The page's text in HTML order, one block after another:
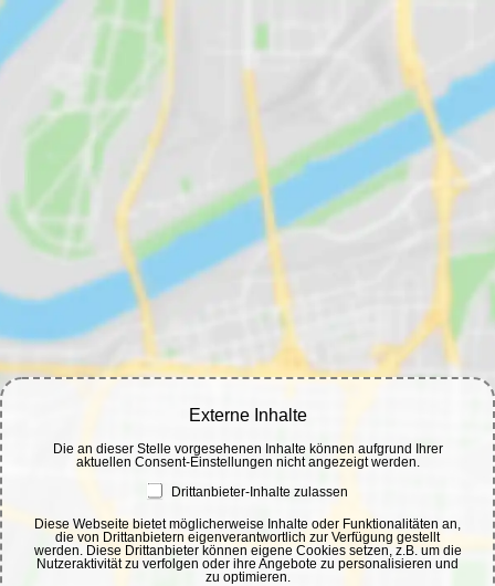
Externe Inhalte
Die an dieser Stelle vorgesehenen Inhalte können aufgrund Ihrer
aktuellen Consent-Einstellungen nicht angezeigt werden.
Drittanbieter-Inhalte zulassen
Diese Webseite bietet möglicherweise Inhalte oder Funktionalitäten an,
die von Drittanbietern eigenverantwortlich zur Verfügung gestellt
werden. Diese Drittanbieter können eigene Cookies setzen, z.B. um die
Nutzeraktivität zu verfolgen oder ihre Angebote zu personalisieren und
zu optimieren.